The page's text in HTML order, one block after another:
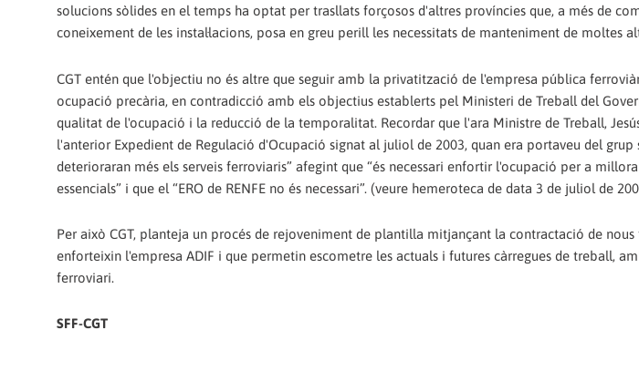
solucions sòlides en el temps ha optat per trasllats forçosos d'altres províncies que, a més de
coneixement de les instal·lacions, posa en greu perill les necessitats de manteniment de moltes
CGT entén que l'objectiu no és altre que seguir amb la privatització de l'empresa pública
ocupació precària, en contradicció amb els objectius establerts pel Ministeri de Treball del
qualitat de l'ocupació i la reducció de la temporalitat. Recordar que l'ara Ministre de Treball,
l'anterior Expedient de Regulació d'Ocupació signat al juliol de 2003, quan era portaveu del grup
deterioraran més els serveis ferroviaris” afegint que “és necessari enfortir l'ocupació per a
essencials” i que el “ERO de RENFE no és necessari”. (veure hemeroteca de data 3 de juliol de
Per això CGT, planteja un procés de rejoveniment de plantilla mitjançant la contractació de
enforteixin l'empresa ADIF i que permetin escometre les actuals i futures càrregues de treball,
ferroviari.
SFF-CGT